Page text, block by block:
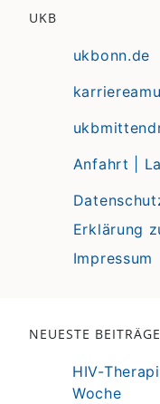
UKB
ukbonn.de
Anfahrt |
Erklärung
Impressum
NEUESTE BEITRÄGE
HIV-
Woche